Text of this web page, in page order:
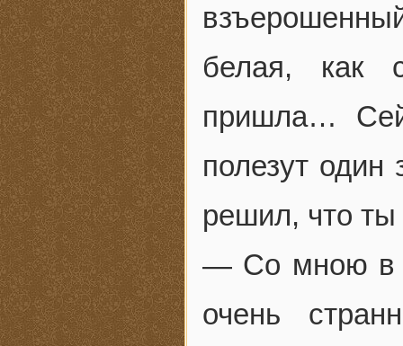
белая, как
пришла…
полезут
решил, что
— Со мною в
очень